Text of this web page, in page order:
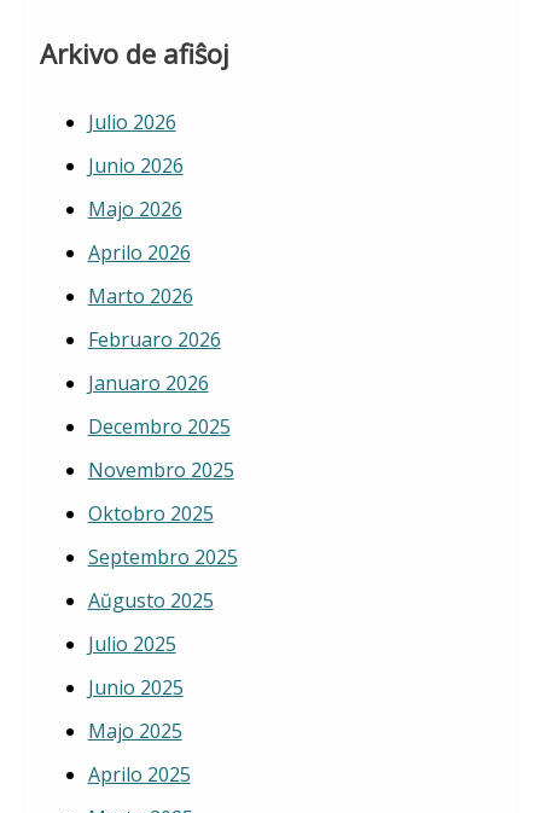
Arkivo de afiŝoj
Julio 2026
Junio 2026
Majo 2026
Aprilo 2026
Marto 2026
Februaro 2026
Januaro 2026
Decembro 2025
Novembro 2025
Oktobro 2025
Septembro 2025
Aŭgusto 2025
Julio 2025
Junio 2025
Majo 2025
Aprilo 2025